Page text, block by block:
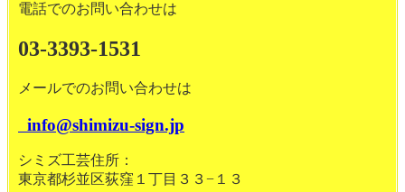
電話でのお問い合わせは
03-3393-1531
メールでのお問い合わせは
info@shimizu-sign.jp
シミズ工芸住所：
東京都杉並区荻窪１丁目３３−１３